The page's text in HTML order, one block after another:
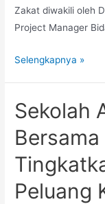
Zakat diwakili oleh
Project Manager
Selengkapnya »
Sekolah
Peluang